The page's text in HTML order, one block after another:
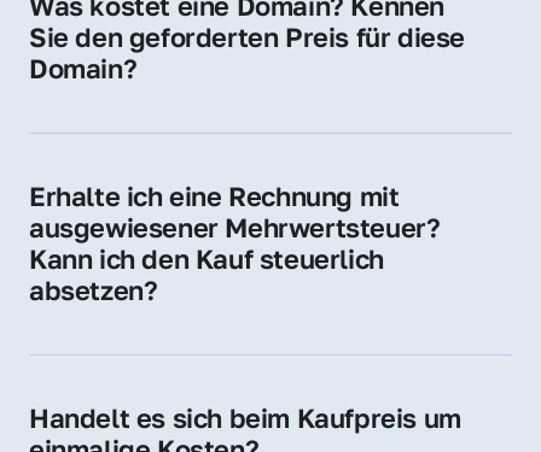
Adressen oder als digitale Investition.
Sie den geforderten Preis für diese
Domain?
Domain liegt ein konkreter Kaufpreis vor –
unverbindliches Angebot.
Erhalte ich eine Rechnung mit
ausgewiesener Mehrwertsteuer?
Kann ich den Kauf steuerlich
absetzen?
Für Unternehmen ist der Kauf in der Regel
Handelt es sich beim Kaufpreis um